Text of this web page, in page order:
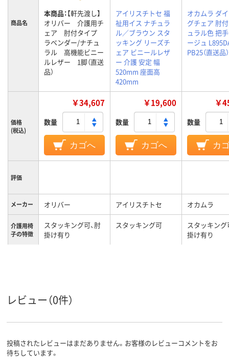
商品名
本商品：【軒先渡し】
オリバー 介護用チ
ェア 肘付タイプ
ラベンダー/ナチュ
ラル 高機能ビニー
ルレザー 1脚（直送
品）
アイリスチトセ 福
祉用イス ナチュラ
ル／ブラウン スタ
ッキング リーズチ
ェア ビニールレザ
ー 介護 安定 幅
520mm 座面高
420mm
オカムラ ダ
グチェア 肘
ュラル色 把
ージュ
PB25（直送品）
価格
(税込)
￥34,607
数量
カゴへ
￥19,600
数量
カゴへ
￥
数量
カ
評価
メーカー オリバー アイリスチトセ オカムラ
介護用椅
子の特徴
スタッキング可、肘
掛け有り
スタッキング可
スタッキング
掛け有り
カラーグ
ループ
パープル系
レビュー（0件）
投稿されたレビューはまだありません。お客様のレビューコメントをお
待ちしています。